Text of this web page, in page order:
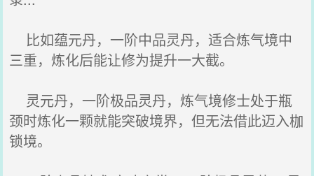
比如蕴元丹，一阶中品灵丹，适合炼气境中
三重，炼化后能让修为提升一大截。
灵元丹，一阶极品灵丹，炼气境修士处于瓶
颈时炼化一颗就能突破境界，但无法借此迈入枷
锁境。